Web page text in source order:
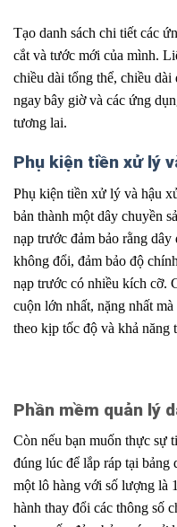
Tạo danh sách chi tiết các
cắt và tước mới của mình.
chiều dài tổng thể, chiều dài
ngay.bây giờ và các ứng
tương lai.
Phụ kiện tiền xử lý
Phụ kiện tiền xử lý và hậu
bản thành một dây chuyền
nạp trước đảm bảo rằng
không đổi, đảm bảo độ
nạp trước có nhiều kích cỡ.
cuộn lớn nhất, nặng nhất
theo kịp tốc độ và khả năng
Phần mềm quản lý
Còn nếu bạn muốn thực sự
đúng lúc để lắp ráp tại bảng
một lô hàng với số lượng là
hành thay đổi các thông số